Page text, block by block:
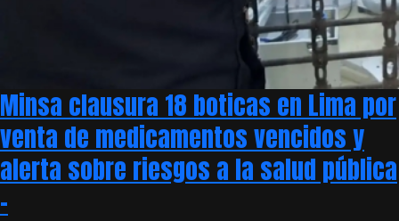
Minsa clausura 18 boticas en Lima por
venta de medicamentos vencidos y
alerta sobre riesgos a la salud pública
–